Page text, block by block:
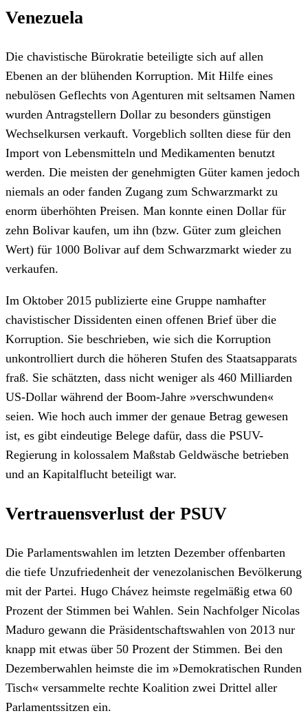
Venezuela
Die chavistische Bürokratie beteiligte sich auf allen
Ebenen an der blühenden Korruption. Mit Hilfe eines
nebulösen Geflechts von Agenturen mit seltsamen Namen
wurden Antragstellern Dollar zu besonders günstigen
Wechselkursen verkauft. Vorgeblich sollten diese für den
Import von Lebensmitteln und Medikamenten benutzt
werden. Die meisten der genehmigten Güter kamen jedoch
niemals an oder fanden Zugang zum Schwarzmarkt zu
enorm überhöhten Preisen. Man konnte einen Dollar für
zehn Bolivar kaufen, um ihn (bzw. Güter zum gleichen
Wert) für 1000 Bolivar auf dem Schwarzmarkt wieder zu
verkaufen.
Im Oktober 2015 publizierte eine Gruppe namhafter
chavistischer Dissidenten einen offenen Brief über die
Korruption. Sie beschrieben, wie sich die Korruption
unkontrolliert durch die höheren Stufen des Staatsapparats
fraß. Sie schätzten, dass nicht weniger als 460 Milliarden
US-Dollar während der Boom-Jahre »verschwunden«
seien. Wie hoch auch immer der genaue Betrag gewesen
ist, es gibt eindeutige Belege dafür, dass die PSUV-
Regierung in kolossalem Maßstab Geldwäsche betrieben
und an Kapitalflucht beteiligt war.
Vertrauensverlust der PSUV
Die Parlamentswahlen im letzten Dezember offenbarten
die tiefe Unzufriedenheit der venezolanischen Bevölkerung
mit der Partei. Hugo Chávez heimste regelmäßig etwa 60
Prozent der Stimmen bei Wahlen. Sein Nachfolger Nicolas
Maduro gewann die Präsidentschaftswahlen von 2013 nur
knapp mit etwas über 50 Prozent der Stimmen. Bei den
Dezemberwahlen heimste die im »Demokratischen Runden
Tisch« versammelte rechte Koalition zwei Drittel aller
Parlamentssitzen ein.